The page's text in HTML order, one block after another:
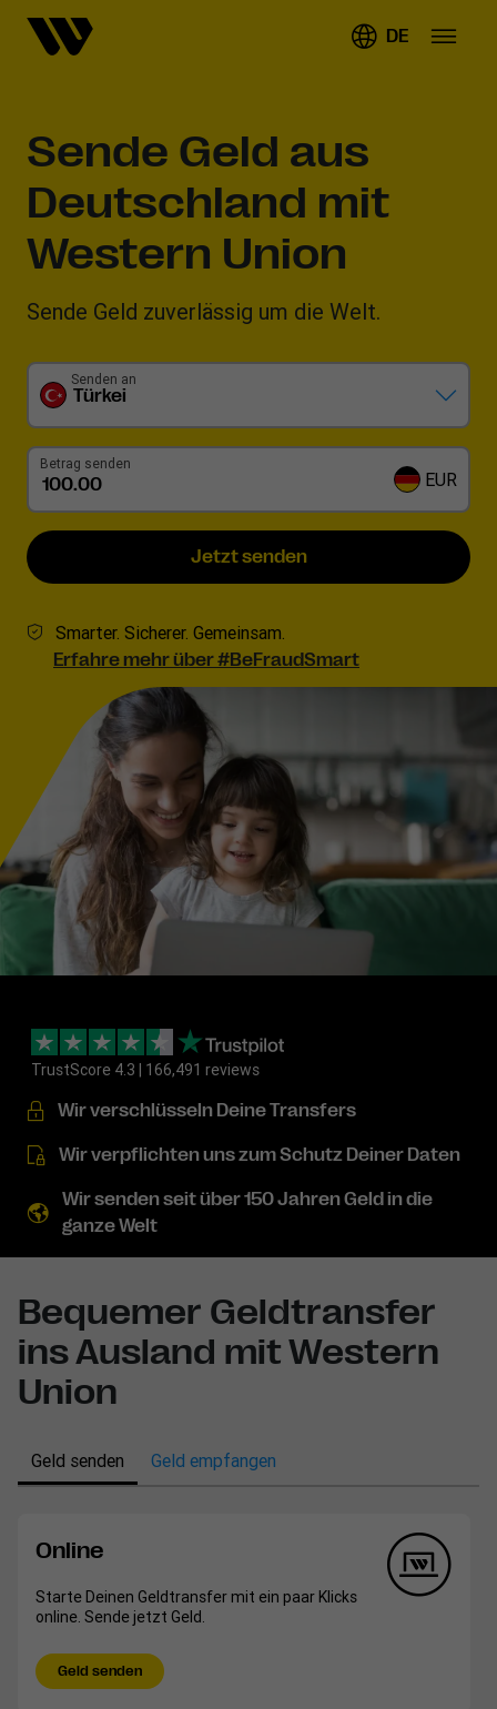
DE
Sende Geld aus
Deutschland mit
Western Union
Sende Geld zuverlässig um die Welt.
Türkei
Senden an
Betrag senden
EUR
Jetzt senden
Smarter. Sicherer. Gemeinsam.
Erfahre mehr über #BeFraudSmart
TrustScore 4.3 | 166,491 reviews
Wir verschlüsseln Deine Transfers
Wir verpflichten uns zum Schutz Deiner Daten
Wir senden seit über 150 Jahren Geld in die
ganze Welt
Bequemer Geldtransfer
ins Ausland mit Western
Union
Geld senden Geld empfangen
Online
Starte Deinen Geldtransfer mit ein paar Klicks
online. Sende jetzt Geld.
Geld senden